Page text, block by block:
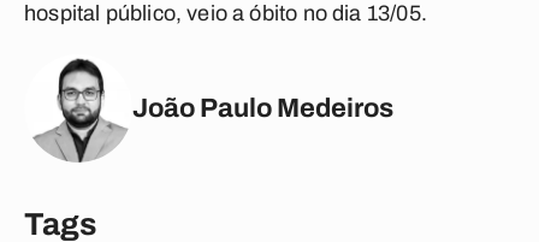
hospital público, veio a óbito no dia 13/05.
João Paulo Medeiros
Tags